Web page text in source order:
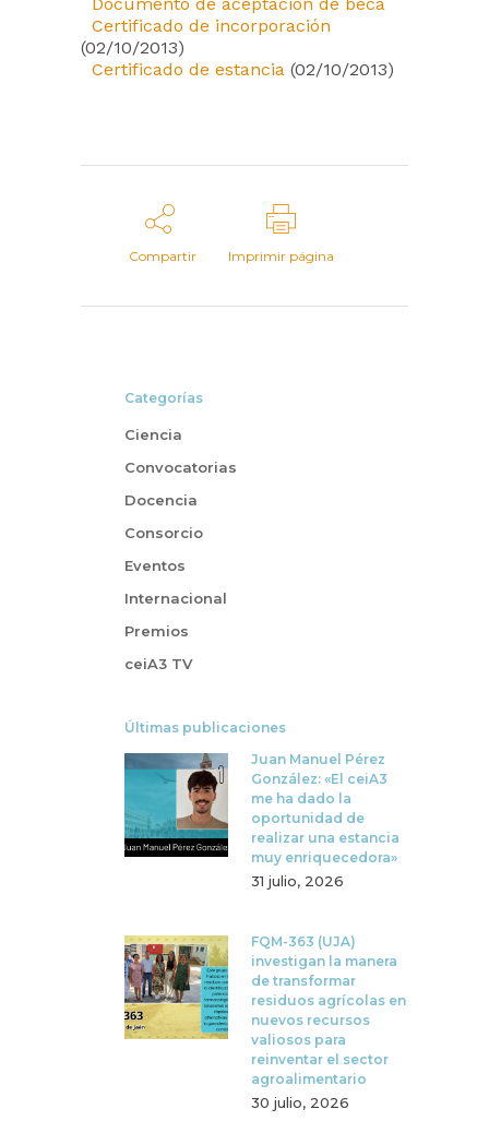
Certificado de incorporación
(02/10/2013)
Certificado de estancia (02/10/2013)
Compartir Imprimir página
Categorías
Ciencia
Convocatorias
Docencia
Consorcio
Eventos
Internacional
Premios
ceiA3 TV
Últimas publicaciones
Juan Manuel Pérez
González: «El ceiA3
me ha dado la
oportunidad de
realizar una estancia
muy enriquecedora»
31 julio, 2026
FQM-363 (UJA)
investigan la manera
de transformar
residuos agrícolas en
nuevos recursos
valiosos para
reinventar el sector
agroalimentario
30 julio, 2026